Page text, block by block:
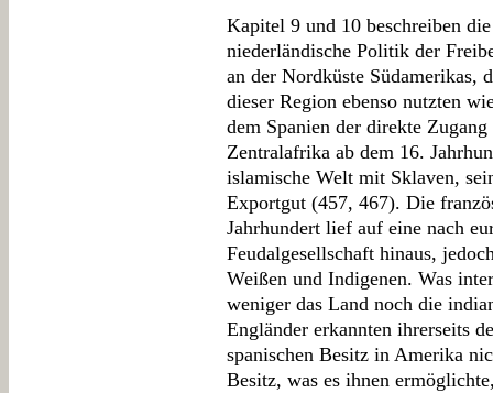
Kapitel 9 und 10 beschreiben
niederländische Politik der
an der Nordküste Südamerikas,
dieser Region ebenso nutzten
dem Spanien der direkte
Zentralafrika ab dem 16.
islamische Welt mit Sklaven,
Exportgut (457, 467). Die
Jahrhundert lief auf eine nach
Feudalgesellschaft hinaus,
Weißen und Indigenen. Was
weniger das Land noch die
Engländer erkannten ihrerseits
spanischen Besitz in Amerika
Besitz, was es ihnen